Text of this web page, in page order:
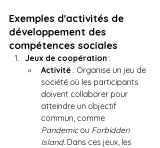
Exemples d'activités de
développement des
compétences sociales
Jeux de coopération :
Activité : Organise un jeu de
société où les participants
doivent collaborer pour
atteindre un objectif
commun, comme
Pandemic ou Forbidden
Island. Dans ces jeux, les